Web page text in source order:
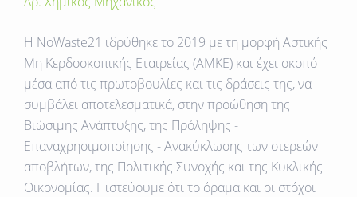
Η NoWaste21 ιδρύθηκε το 2019 με τη μορφή Αστικής
Μη Κερδοσκοπικής Εταιρείας (ΑΜΚΕ) και έχει σκοπό
μέσα από τις πρωτοβουλίες και τις δράσεις της, να
συμβάλει αποτελεσματικά, στην προώθηση της
Βιώσιμης Ανάπτυξης, της Πρόληψης -
Επαναχρησιμοποίησης - Ανακύκλωσης των στερεών
αποβλήτων, της Πολιτικής Συνοχής και της Κυκλικής
Οικονομίας. Πιστεύουμε ότι το όραμα και οι στόχοι